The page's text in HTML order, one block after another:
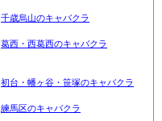
千歳烏山のキャバクラ
葛西・西葛西のキャバクラ
初台・幡ヶ谷・笹塚のキャバクラ
練馬区のキャバクラ